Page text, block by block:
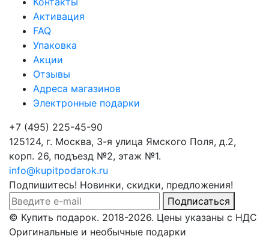
Активация
FAQ
Упаковка
Акции
Отзывы
Адреса магазинов
Электронные подарки
+7 (495) 225-45-90
125124, г. Москва, 3-я улица Ямского Поля, д.2,
корп. 26, подъезд №2, этаж №1.
info@kupitpodarok.ru
Подпишитесь! Новинки, скидки, предложения!
Подписаться
© Купить подарок. 2018-2026. Цены указаны с НДС
Оригинальные и необычные подарки